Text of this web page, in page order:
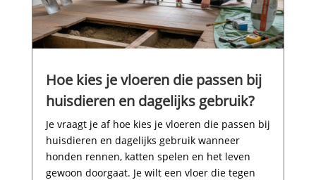
Hoe kies je vloeren die passen bij
huisdieren en dagelijks gebruik?
Je vraagt je af hoe kies je vloeren die passen bij
huisdieren en dagelijks gebruik wanneer
honden rennen, katten spelen en het leven
gewoon doorgaat.​ Je wilt een vloer die tegen